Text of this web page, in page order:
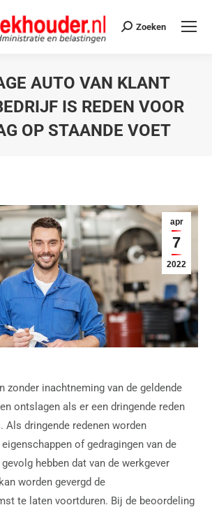
Zoeken
AUTO VAN KLANT
IS REDEN VOOR
OP STAANDE VOET
apr
7
2022
zonder inachtneming van de geldende
ontslagen als er een dringende reden
Als dringende redenen worden
of gedragingen van de
hebben dat van de werkgever
worden gevergd de
te laten voortduren. Bij de beoordeling